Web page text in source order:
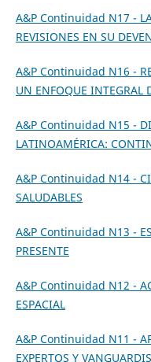
A&PContinuidad N17 - LA
REVISIONES EN SU
A&P Continuidad N16 -
UN ENFOQUE INTEGRAL
A&P Continuidad N15 -
LATINOAMÉRICA:
A&P Continuidad N14 -
SALUDABLES
A&P Continuidad N13 -
PRESENTE
A&P Continuidad N12 -
ESPACIAL
A&P Continuidad N11 -
EXPERTOS Y